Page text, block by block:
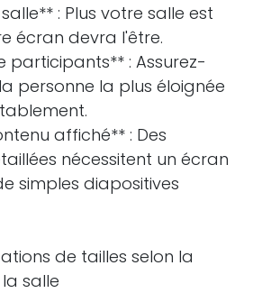
: Plus votre salle est
écran devra l'être.
participants** : Assurez-
personne la plus éloignée
affiché** : Des
nécessitent un écran
simples diapositives
de tailles selon la
salle